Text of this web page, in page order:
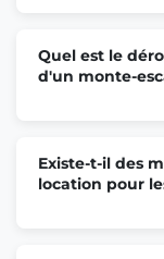
Quel est le
d'un monte-
Existe-t-il des
location pour